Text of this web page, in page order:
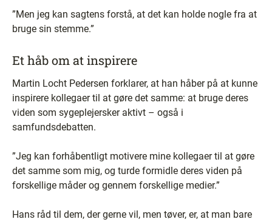
”Men jeg kan sagtens forstå, at det kan holde nogle fra at
bruge sin stemme.”
Et håb om at inspirere
Martin Locht Pedersen forklarer, at han håber på at kunne
inspirere kollegaer til at gøre det samme: at bruge deres
viden som sygeplejersker aktivt – også i
samfundsdebatten.
”Jeg kan forhåbentligt motivere mine kollegaer til at gøre
det samme som mig, og turde formidle deres viden på
forskellige måder og gennem forskellige medier.”
Hans råd til dem, der gerne vil, men tøver, er, at man bare